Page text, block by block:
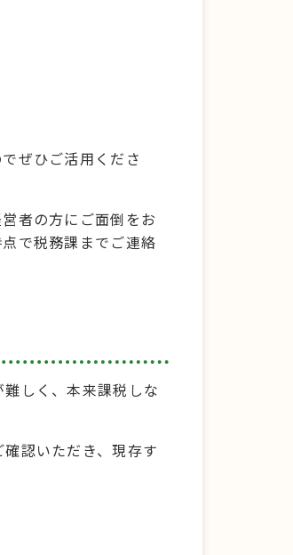
ぜひご活用くださ
者の方にご面倒をお
で税務課までご連絡
しく、本来課税しな
認いただき、現存す